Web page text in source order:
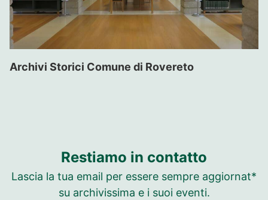
Archivi Storici Comune di Rovereto
Restiamo in contatto
Lascia la tua email per essere sempre aggiornat*
su archivissima e i suoi eventi.